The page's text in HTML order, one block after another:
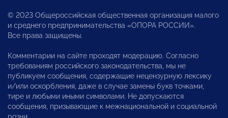
© 2023 Общероссийская общественная организация малого
и среднего предпринимательства «ОПОРА РОССИИ».
Все права защищены.
Комментарии на сайте проходят модерацию. Согласно
требованиям российского законодательства, мы не
публикуем сообщения, содержащие нецензурную лексику
и/или оскорбления, даже в случае замены букв точками,
тире и любыми иными символами. Не допускаются
сообщения, призывающие к межнациональной и социальной